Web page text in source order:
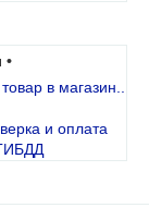
в магазин..
и оплата